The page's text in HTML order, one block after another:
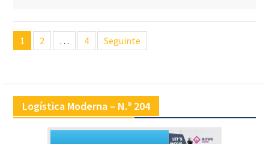
Navegação
de
1 2 … 4 Seguinte
Logística Moderna – N.º 204